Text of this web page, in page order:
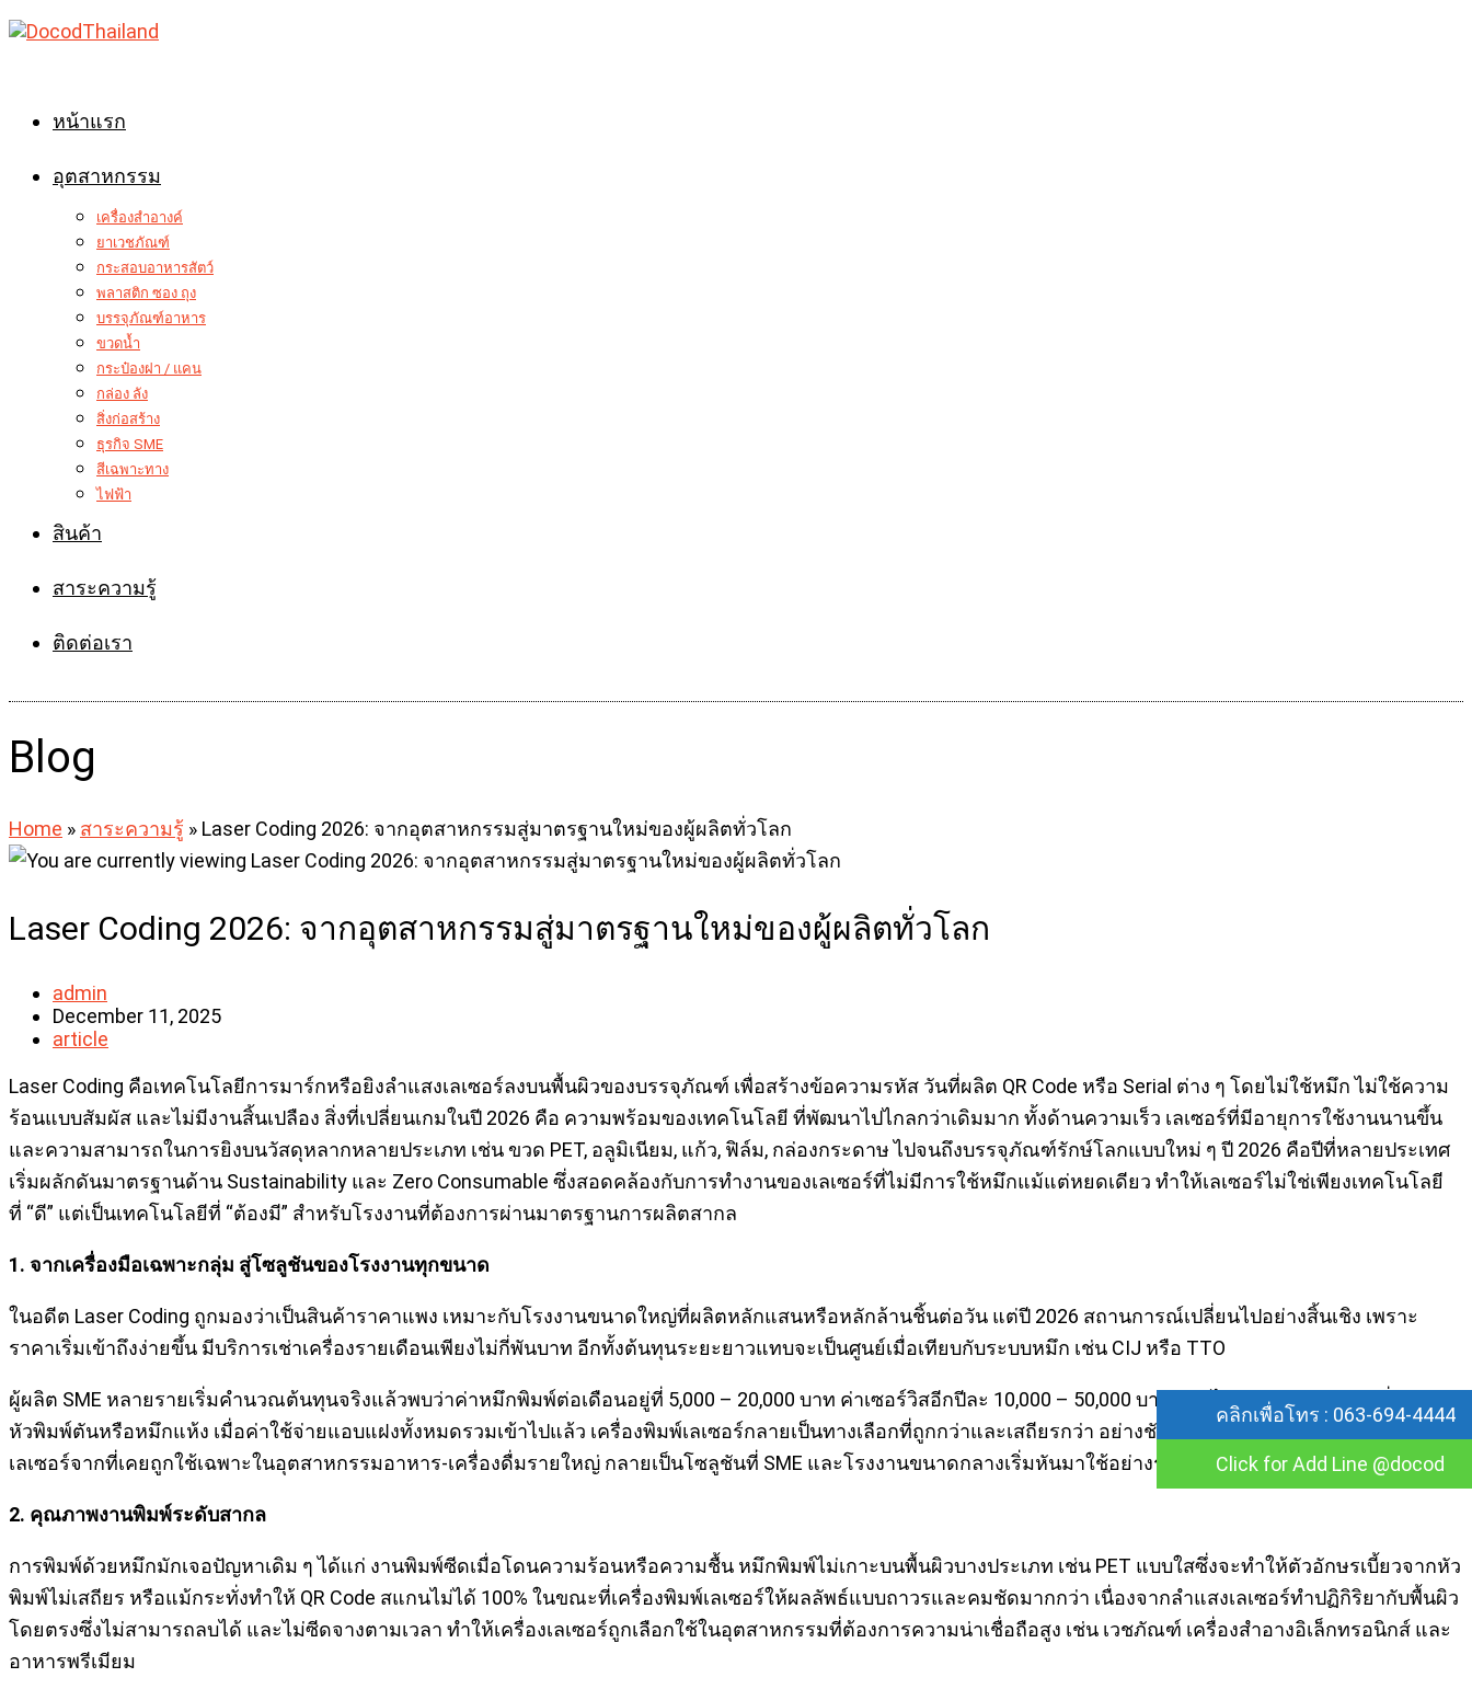
Skip
to
หน้าแรก
อุตสาหกรรม
เครื่องสำอางค์
ยาเวชภัณฑ์
กระสอบอาหารสัตว์
พลาสติก ซอง ถุง
บรรจุภัณฑ์อาหาร
ขวดน้ำ
กระป๋องฝา / แคน
กล่อง ลัง
สิ่งก่อสร้าง
ธุรกิจ SME
สีเฉพาะทาง
ไฟฟ้า
สินค้า
สาระความรู้
ติดต่อเรา
Blog
Home » สาระความรู้ » Laser Coding 2026: จากอุตสาหกรรมสู่มาตรฐานใหม่ของผู้ผลิตทั่วโลก
Laser Coding 2026: จากอุตสาหกรรมสู่มาตรฐานใหม่ของผู้ผลิตทั่วโลก
Post
author:
admin
Post
published:
December 11, 2025
Post
article
Laser Coding คือเทคโนโลยีการมาร์กหรือยิงลำแสงเลเซอร์ลงบนพื้นผิวของบรรจุภัณฑ์ เพื่อสร้างข้อความรหัส วันที่ผลิต QR Code หรือ Serial ต่าง ๆ โดยไม่ใช้หมึก ไม่ใช้ความ
ร้อนแบบสัมผัส และไม่มีงานสิ้นเปลือง สิ่งที่เปลี่ยนเกมในปี 2026 คือ ความพร้อมของเทคโนโลยี ที่พัฒนาไปไกลกว่าเดิมมาก ทั้งด้านความเร็ว เลเซอร์ที่มีอายุการใช้งานนานขึ้น
และความสามารถในการยิงบนวัสดุหลากหลายประเภท เช่น ขวด PET, อลูมิเนียม, แก้ว, ฟิล์ม, กล่องกระดาษ ไปจนถึงบรรจุภัณฑ์รักษ์โลกแบบใหม่ ๆ ปี 2026 คือปีที่หลายประเทศ
เริ่มผลักดันมาตรฐานด้าน Sustainability และ Zero Consumable ซึ่งสอดคล้องกับการทำงานของเลเซอร์ที่ไม่มีการใช้หมึกแม้แต่หยดเดียว ทำให้เลเซอร์ไม่ใช่เพียงเทคโนโลยี
ที่ “ดี” แต่เป็นเทคโนโลยีที่ “ต้องมี” สำหรับโรงงานที่ต้องการผ่านมาตรฐานการผลิตสากล
1. จากเครื่องมือเฉพาะกลุ่ม สู่โซลูชันของโรงงานทุกขนาด
ในอดีต Laser Coding ถูกมองว่าเป็นสินค้าราคาแพง เหมาะกับโรงงานขนาดใหญ่ที่ผลิตหลักแสนหรือหลักล้านชิ้นต่อวัน แต่ปี 2026 สถานการณ์เปลี่ยนไปอย่างสิ้นเชิง เพราะ
ราคาเริ่มเข้าถึงง่ายขึ้น มีบริการเช่าเครื่องรายเดือนเพียงไม่กี่พันบาท อีกทั้งต้นทุนระยะยาวแทบจะเป็นศูนย์เมื่อเทียบกับระบบหมึก เช่น CIJ หรือ TTO
ผู้ผลิต SME หลายรายเริ่มคำนวณต้นทุนจริงแล้วพบว่าค่าหมึกพิมพ์ต่อเดือนอยู่ที่ 5,000 – 20,000 บาท ค่าเซอร์วิสอีกปีละ 10,000 – 50,000 บาท รวมไปถึงค่า Downtime ที่เกิดจาก
หัวพิมพ์ตันหรือหมึกแห้ง เมื่อค่าใช้จ่ายแอบแฝงทั้งหมดรวมเข้าไปแล้ว เครื่องพิมพ์เลเซอร์กลายเป็นทางเลือกที่ถูกกว่าและเสถียรกว่า อย่างชัดเจน นี่คือเหตุผลที่ทำให้เครื่องพิมพ์
เลเซอร์จากที่เคยถูกใช้เฉพาะในอุตสาหกรรมอาหาร-เครื่องดื่มรายใหญ่ กลายเป็นโซลูชันที่ SME และโรงงานขนาดกลางเริ่มหันมาใช้อย่างรวดเร็ว
2. คุณภาพงานพิมพ์ระดับสากล
การพิมพ์ด้วยหมึกมักเจอปัญหาเดิม ๆ ได้แก่ งานพิมพ์ซีดเมื่อโดนความร้อนหรือความชื้น หมึกพิมพ์ไม่เกาะบนพื้นผิวบางประเภท เช่น PET แบบใสซึ่งจะทำให้ตัวอักษรเบี้ยวจากหัว
พิมพ์ไม่เสถียร หรือแม้กระทั่งทำให้ QR Code สแกนไม่ได้ 100% ในขณะที่เครื่องพิมพ์เลเซอร์ให้ผลลัพธ์แบบถาวรและคมชัดมากกว่า เนื่องจากลำแสงเลเซอร์ทำปฏิกิริยากับพื้นผิว
โดยตรงซึ่งไม่สามารถลบได้ และไม่ซีดจางตามเวลา ทำให้เครื่องเลเซอร์ถูกเลือกใช้ในอุตสาหกรรมที่ต้องการความน่าเชื่อถือสูง เช่น เวชภัณฑ์ เครื่องสำอางอิเล็กทรอนิกส์ และ
อาหารพรีเมียม
คลิกเพื่อโทร : 063-694-4444
Click for Add Line @docod